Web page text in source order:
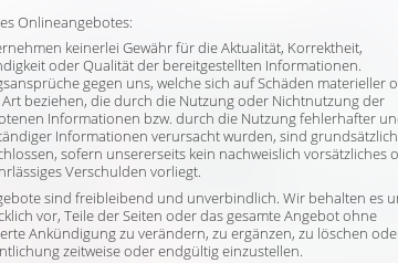
Onlineangebotes:
keinerlei Gewähr für die Aktualität, Korrektheit,
oder Qualität der bereitgestellten Informationen.
gegen uns, welche sich auf Schäden materieller
beziehen, die durch die Nutzung oder Nichtnutzung der
Informationen bzw. durch die Nutzung fehlerhafter
Informationen verursacht wurden, sind grundsätzlich
sofern unsererseits kein nachweislich vorsätzliches
Verschulden vorliegt.
sind freibleibend und unverbindlich. Wir behalten es
vor, Teile der Seiten oder das gesamte Angebot ohne
Ankündigung zu verändern, zu ergänzen, zu löschen
zeitweise oder endgültig einzustellen.